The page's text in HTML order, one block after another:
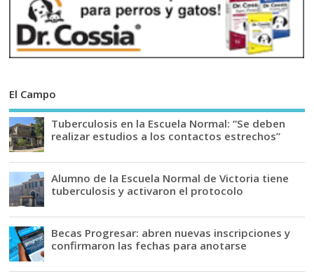
El Campo
Tuberculosis en la Escuela Normal: “Se deben
realizar estudios a los contactos estrechos”
Alumno de la Escuela Normal de Victoria tiene
tuberculosis y activaron el protocolo
Becas Progresar: abren nuevas inscripciones y
confirmaron las fechas para anotarse